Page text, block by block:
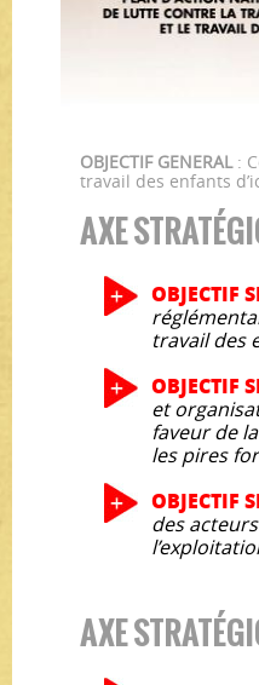
OBJECTIF GENERAL:
travail des enfants
AXE
OBJECTIF
travail des
OBJECTIF
et
faveur de
les pires
OBJECTIF
des
AXE